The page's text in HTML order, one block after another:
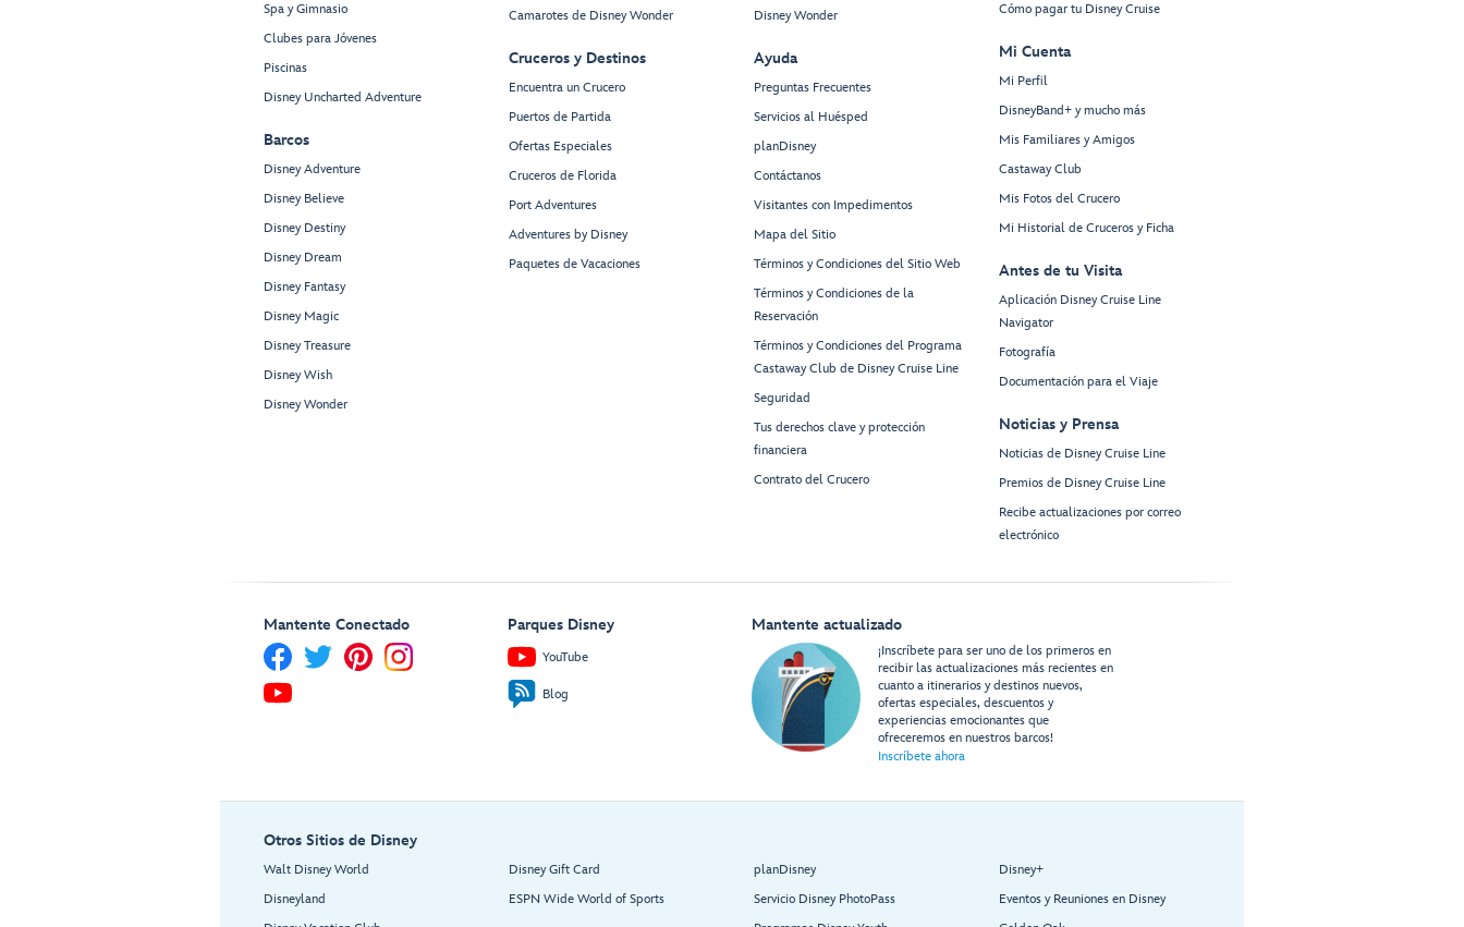
Spa y Gimnasio
Clubes para Jóvenes
Piscinas
Disney Uncharted Adventure
Barcos
Disney Adventure
Disney Believe
Disney Destiny
Disney Dream
Disney Fantasy
Disney Magic
Disney Treasure
Disney Wish
Disney Wonder
Camarotes de Disney Wonder
Cruceros y Destinos
Encuentra un Crucero
Puertos de Partida
Ofertas Especiales
Cruceros de Florida
Port Adventures
Adventures by Disney
Paquetes de Vacaciones
Disney Wonder
Ayuda
Preguntas Frecuentes
Servicios al Huésped
planDisney
Contáctanos
Visitantes con Impedimentos
Mapa del Sitio
Términos y Condiciones del Sitio Web
Términos y Condiciones de la
Reservación
Términos y Condiciones del Programa
Castaway Club de Disney Cruise Line
Seguridad
Tus derechos clave y protección
financiera
Contrato del Crucero
Cómo pagar tu Disney Cruise
Mi Cuenta
Mi Perfil
DisneyBand+ y mucho más
Mis Familiares y Amigos
Castaway Club
Mis Fotos del Crucero
Mi Historial de Cruceros y Ficha
Antes de tu Visita
Aplicación Disney Cruise Line
Navigator
Fotografía
Documentación para el Viaje
Noticias y Prensa
Noticias de Disney Cruise Line
Premios de Disney Cruise Line
Recibe actualizaciones por correo
electrónico
Mantente Conectado Parques Disney
YouTube
Blog
Mantente actualizado
¡Inscríbete para ser uno de los primeros en
recibir las actualizaciones más recientes en
cuanto a itinerarios y destinos nuevos,
ofertas especiales, descuentos y
experiencias emocionantes que
ofreceremos en nuestros barcos!
Inscríbete ahora
Otros Sitios de Disney
Walt Disney World
Disneyland
Disney Gift Card
ESPN Wide World of Sports
planDisney
Servicio Disney PhotoPass
Disney+
Eventos y Reuniones en Disney